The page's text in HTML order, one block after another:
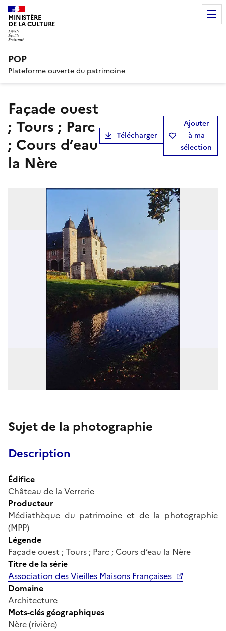
MINISTÈRE
DE LA CULTURE
POP
Plateforme ouverte du patrimoine
Façade ouest
; Tours ; Parc
; Cours d’eau
la Nère
Télécharger
Ajouter
à ma
sélection
Sujet de la photographie
Description
Édifice
Château de la Verrerie
Producteur
Médiathèque du patrimoine et de la photographie
(MPP)
Légende
Façade ouest ; Tours ; Parc ; Cours d’eau la Nère
Titre de la série
Association des Vieilles Maisons Françaises
Domaine
Architecture
Mots-clés géographiques
Nère (rivière)